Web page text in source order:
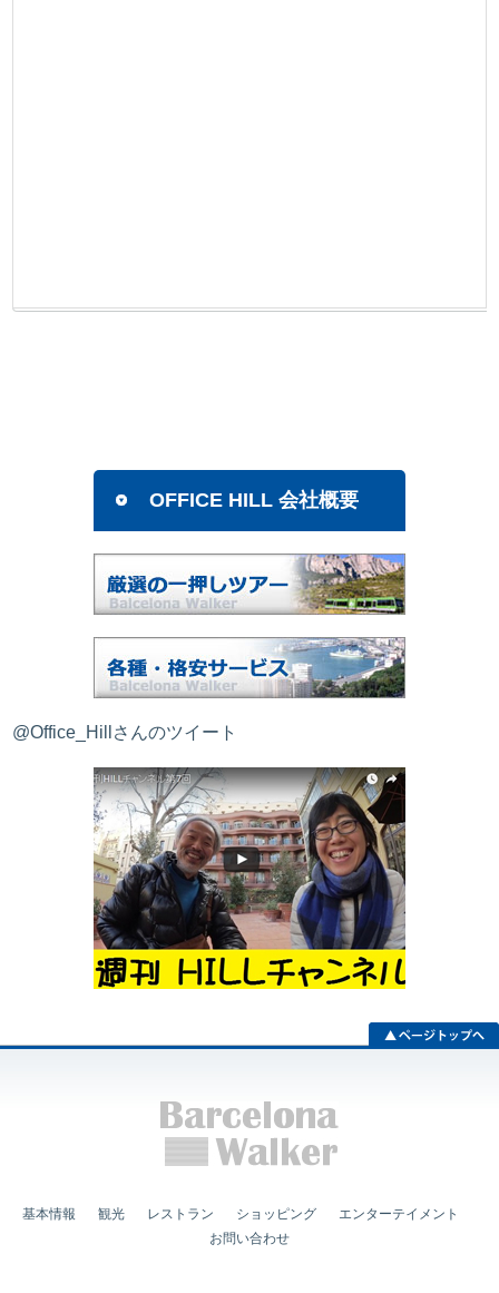
OFFICE HILL 会社概要
@Office_Hillさんのツイート
基本情報 観光 レストラン ショッピング
エンターテイメント
お問い合わせ